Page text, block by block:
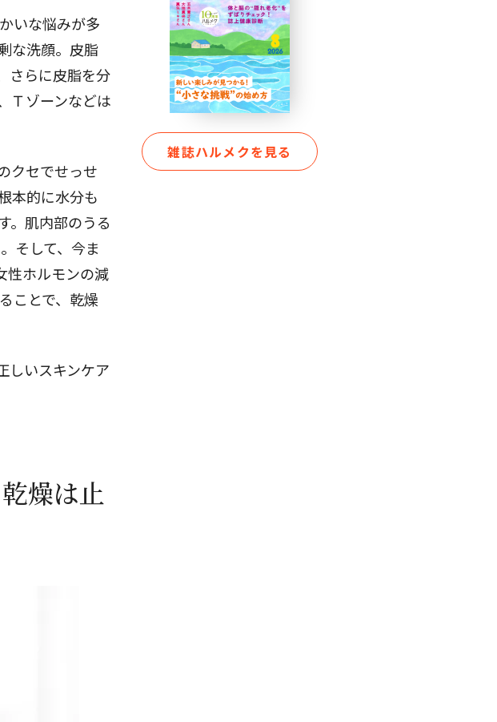
いな悩みが多
な洗顔。皮脂
さらに皮脂を分
Ｔゾーンなどは
クセでせっせ
本的に水分も
。肌内部のうる
そして、今ま
性ホルモンの減
ことで、乾燥
しいスキンケア
燥は止
雑誌ハルメクを見る